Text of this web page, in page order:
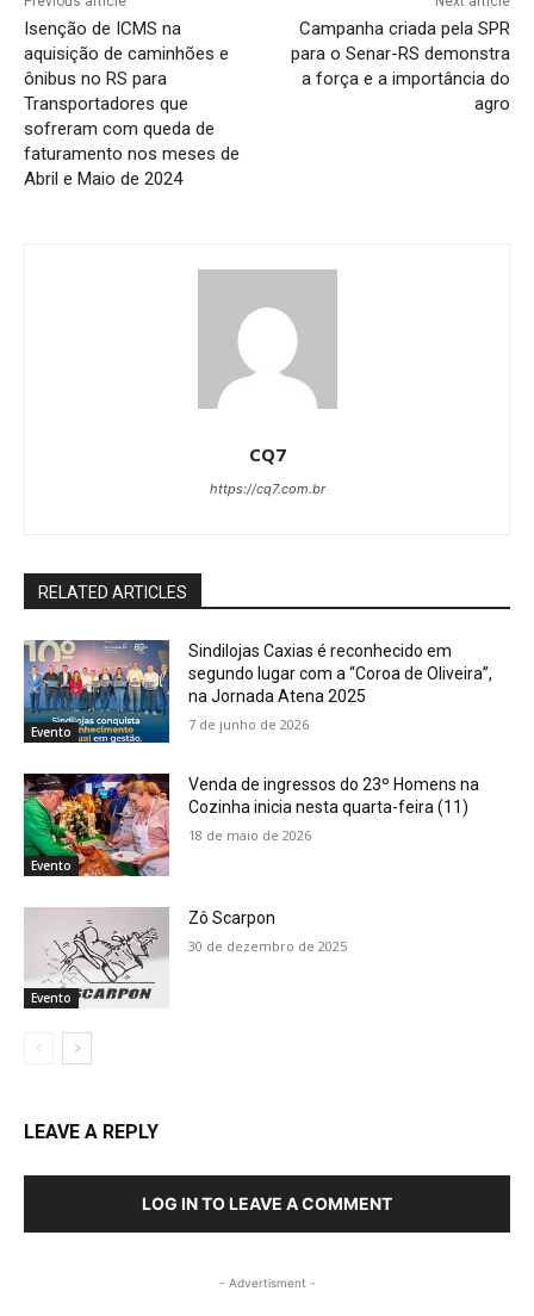
Isenção de ICMS na
aquisição de caminhões e
ônibus no RS para
Transportadores que
sofreram com queda de
faturamento nos meses de
Abril e Maio de 2024
Campanha criada pela SPR
para o Senar-RS demonstra
a força e a importância do
agro
CQ7
https://cq7.com.br
RELATED ARTICLES
Evento
Sindilojas Caxias é reconhecido em
segundo lugar com a “Coroa de Oliveira”,
na Jornada Atena 2025
7 de junho de 2026
Evento
Venda de ingressos do 23º Homens na
Cozinha inicia nesta quarta-feira (11)
18 de maio de 2026
Evento
Zô Scarpon
30 de dezembro de 2025
LEAVE A REPLY
LOG IN TO LEAVE A COMMENT
- Advertisment -